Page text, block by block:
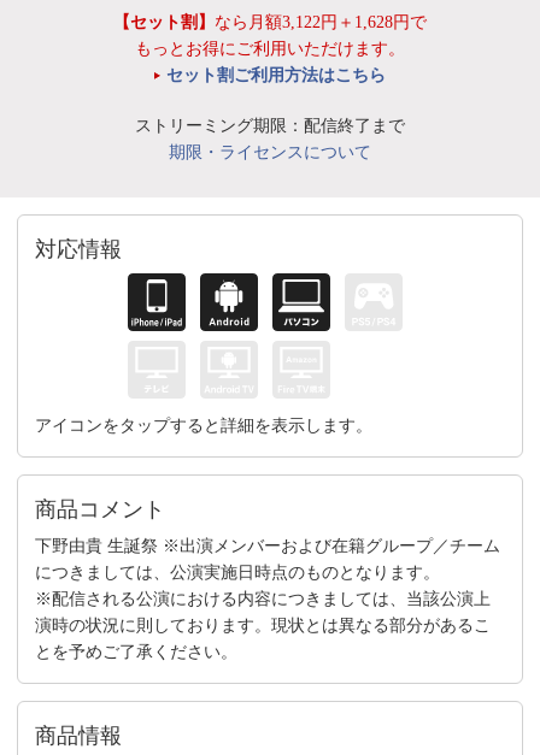
【セット割】 なら月額3,122円＋1,628円で
もっとお得にご利用いただけます。
セット割ご利用方法はこちら
ストリーミング期限：配信終了まで
期限・ライセンスについて
対応情報
アイコンをタップすると詳細を表示します。
商品コメント
下野由貴 生誕祭 ※出演メンバーおよび在籍グループ／チーム
につきましては、公演実施日時点のものとなります。
※配信される公演における内容につきましては、当該公演上
演時の状況に則しております。現状とは異なる部分があるこ
とを予めご了承ください。
商品情報